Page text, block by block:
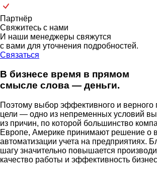
Партнёр
Свяжитесь с нами
И наши менеджеры свяжутся
с вами для уточнения подробностей.
Связаться
В бизнесе время в прямом
смысле слова — деньги.
Поэтому выбор эффективного и верного
цели — одно из непременных условий
из причин, по которой большинство
Европе, Америке принимают решение о
автоматизации учета на предприятиях.
шагу значительно повышается
качество работы и эффективность